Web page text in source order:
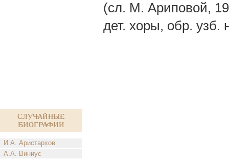
Случайные
биографии
И.А. Аристархов
А.А. Виниус
(сл. М. Ариповой,
дет. хоры, обр. узб.